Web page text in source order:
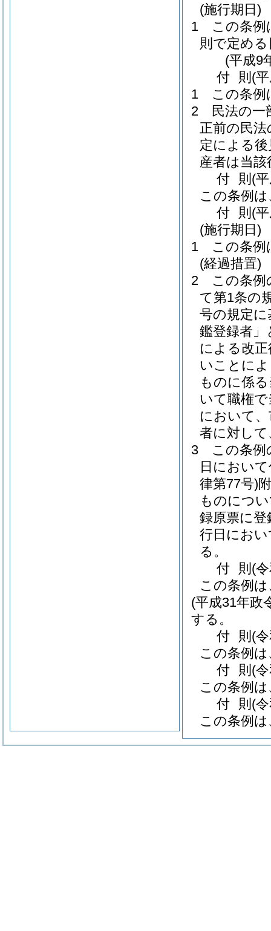
(施行期日)
1
この条
則で定め
(平成9
付 則 (
1
この条例
2
民法の一
正前の民
定による
産者は当
付 則 (
この条例
付 則 (
(施行期日)
1
この条例
(経過措置)
2
この条例
て第1条の
号の規定
鑑登録者」
による改
いことに
ものに係
いて職権
において
者に対し
3
この条例
日におい
律第77号)
ものにつ
録原票に
行日にお
る。
付 則 (
この条例
(平成31年政
する。
付 則 (
この条例
付 則 (
この条例
付 則 (
この条例